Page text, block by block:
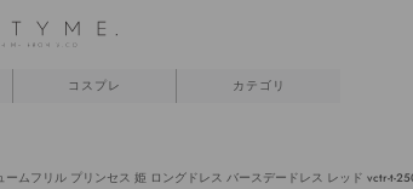
コスプレ カテゴリ
ムフリル プリンセス 姫 ロングドレス バースデードレス レッド vctr-t-